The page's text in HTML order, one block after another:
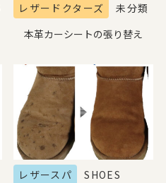
レザードクターズ
未分類
本革カーシートの張り替え
レザースパ
SHOES